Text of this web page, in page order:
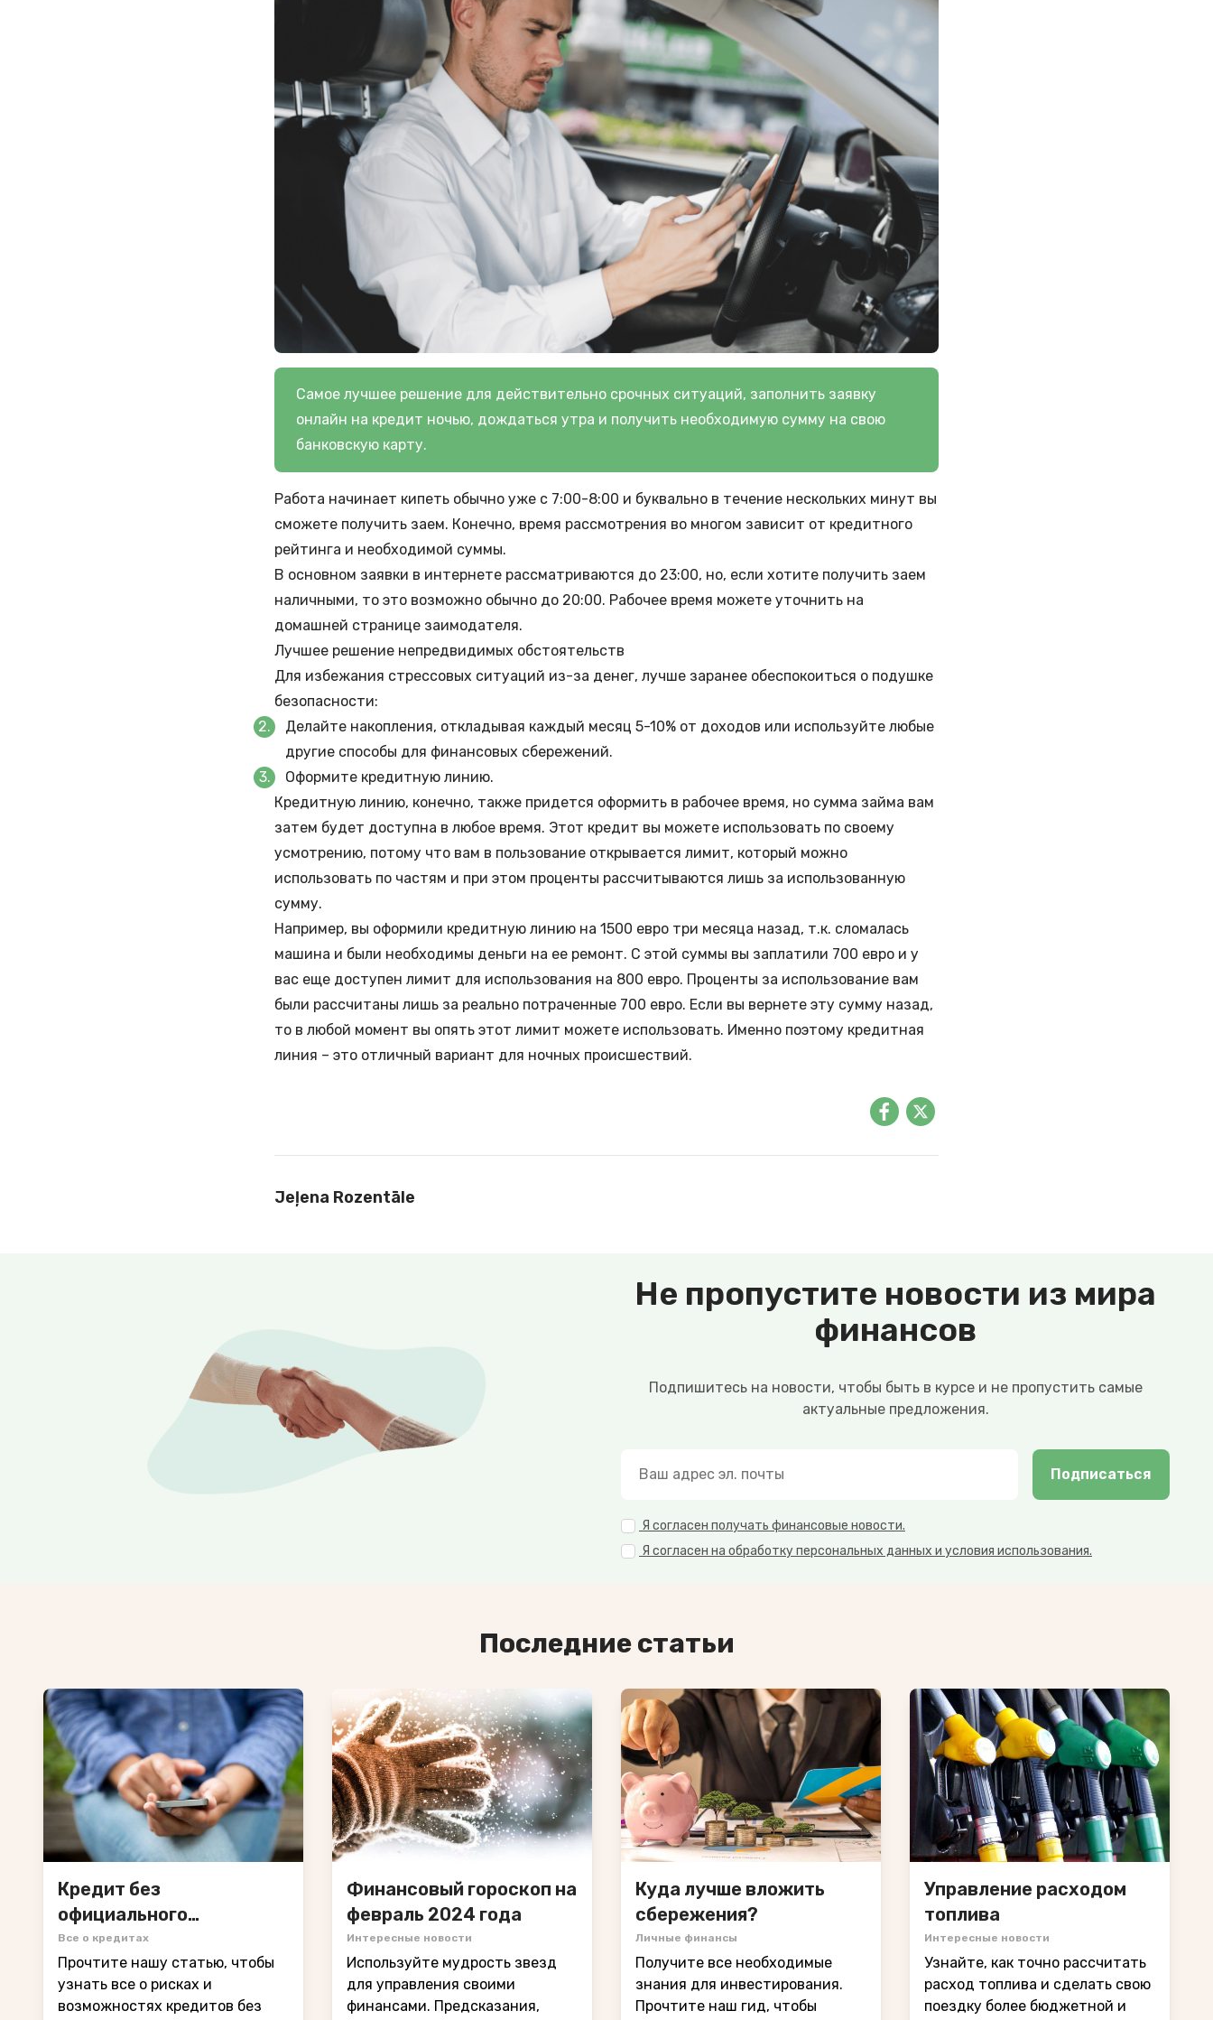
Самое лучшее решение для действительно срочных ситуаций, заполнить заявку
онлайн на кредит ночью, дождаться утра и получить необходимую сумму на свою
банковскую карту.
Работа начинает кипеть обычно уже с 7:00-8:00 и буквально в течение нескольких минут вы
сможете получить заем. Конечно, время рассмотрения во многом зависит от кредитного
рейтинга и необходимой суммы.
В основном заявки в интернете рассматриваются до 23:00, но, если хотите получить заем
наличными, то это возможно обычно до 20:00. Рабочее время можете уточнить на
домашней странице заимодателя.
Лучшее решение непредвидимых обстоятельств
Для избежания стрессовых ситуаций из-за денег, лучше заранее обеспокоиться о подушке
безопасности:
Делайте накопления, откладывая каждый месяц 5-10% от доходов или используйте любые
другие способы для финансовых сбережений.
Оформите кредитную линию.
Кредитную линию, конечно, также придется оформить в рабочее время, но сумма займа вам
затем будет доступна в любое время. Этот кредит вы можете использовать по своему
усмотрению, потому что вам в пользование открывается лимит, который можно
использовать по частям и при этом проценты рассчитываются лишь за использованную
сумму.
Например, вы оформили кредитную линию на 1500 евро три месяца назад, т.к. сломалась
машина и были необходимы деньги на ее ремонт. С этой суммы вы заплатили 700 евро и у
вас еще доступен лимит для использования на 800 евро. Проценты за использование вам
были рассчитаны лишь за реально потраченные 700 евро. Если вы вернете эту сумму назад,
то в любой момент вы опять этот лимит можете использовать. Именно поэтому кредитная
линия – это отличный вариант для ночных происшествий.
Jeļena Rozentāle
Не пропустите новости из мира
финансов
Подпишитесь на новости, чтобы быть в курсе и не пропустить самые
актуальные предложения.
Подписаться
Я согласен получать финансовые новости.
Я согласен на обработку персональных данных и условия использования.
Последние статьи
Кредит без
официального
трудоустройства
Все о кредитах
Прочтите нашу статью, чтобы
узнать все о рисках и
возможностях кредитов без
Финансовый гороскоп на
февраль 2024 года
Интересные новости
Используйте мудрость звезд
для управления своими
финансами. Предсказания,
Куда лучше вложить
сбережения?
Личные финансы
Получите все необходимые
знания для инвестирования.
Прочтите наш гид, чтобы
Управление расходом
топлива
Интересные новости
Узнайте, как точно рассчитать
расход топлива и сделать свою
поездку более бюджетной и